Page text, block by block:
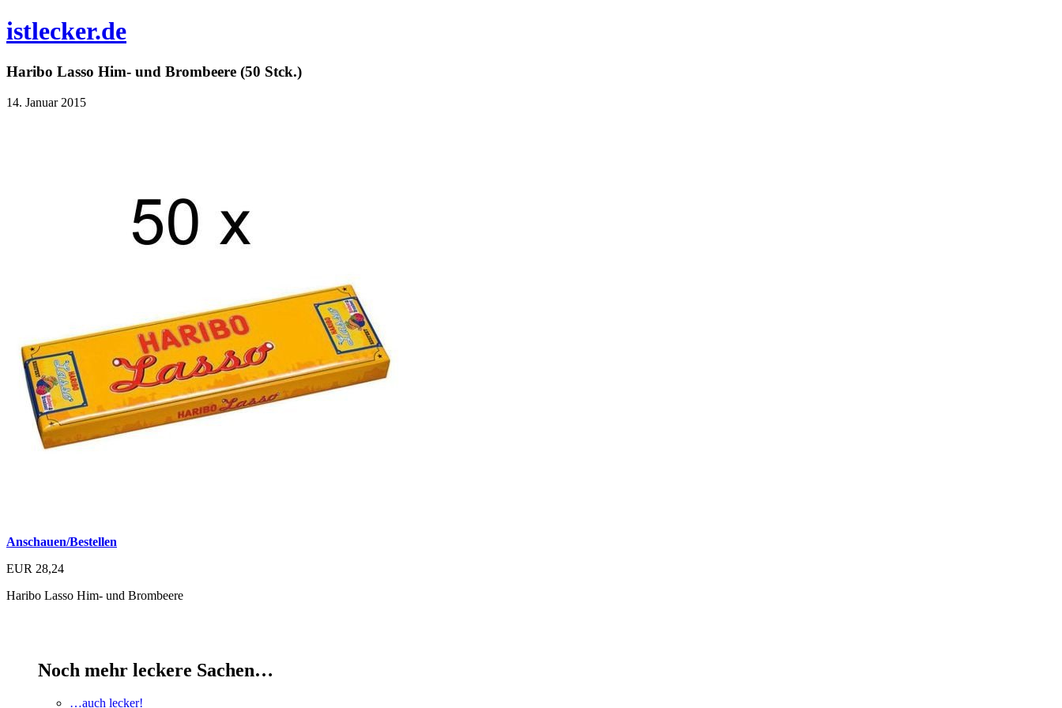
istlecker.de
Haribo Lasso Him- und Brombeere (50 Stck.)
14. Januar 2015
Anschauen/Bestellen
EUR 28,24
Haribo Lasso Him- und Brombeere
Noch mehr leckere Sachen…
…auch lecker!